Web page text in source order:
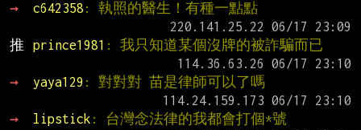
→
c642358 : 執照的醫生！有種一點點
推
prince1981 : 我只知道某個沒牌的被詐騙而已
→
yaya129 : 對對對 苗是律師可以了嗎
→
lipstick : 台灣念法律的我都會打個*號